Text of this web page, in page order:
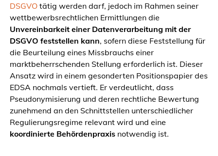
DSGVO tätig werden darf, jedoch im Rahmen seiner
wettbewerbsrechtlichen Ermittlungen die
Unvereinbarkeit einer Datenverarbeitung mit der
DSGVO feststellen kann, sofern diese Feststellung für
die Beurteilung eines Missbrauchs einer
marktbeherrschenden Stellung erforderlich ist. Dieser
Ansatz wird in einem gesonderten Positionspapier des
EDSA nochmals vertieft. Er verdeutlicht, dass
Pseudonymisierung und deren rechtliche Bewertung
zunehmend an den Schnittstellen unterschiedlicher
Regulierungsregime relevant wird und eine
koordinierte Behördenpraxis notwendig ist.